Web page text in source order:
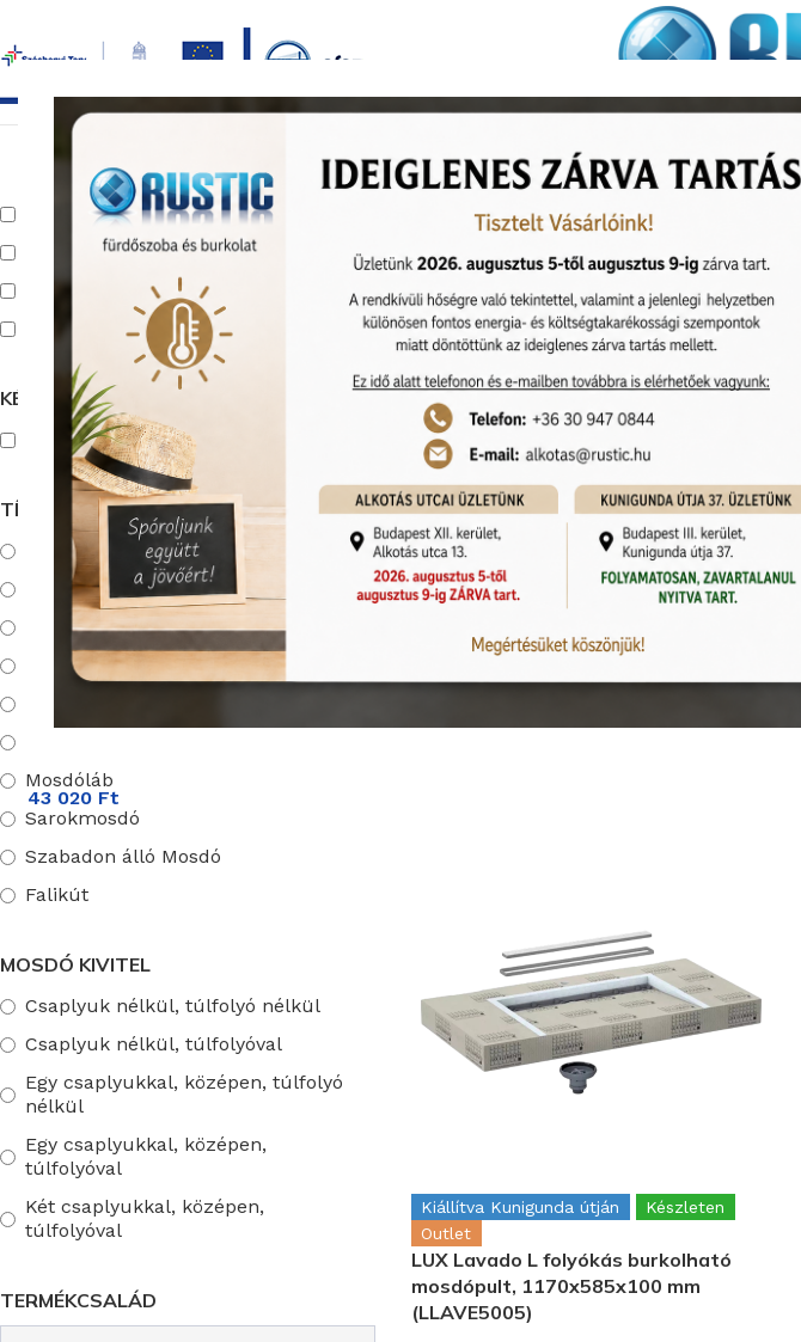
termékek képgalériabemutatkozásüzleteink látványtervezés
Kiállítva Kunigunda útján
Kiállítva Alkotás úton
Outlet
Online akció
KÉSZLETEN
Készleten
TÍPUS
Mosdó
Pultra tehető Mosdó
Kézmosó
Beépíthető Mosdó
Mosdóláb
Sarokmosdó
Szabadon álló Mosdó
Falikút
MOSDÓ KIVITEL
Csaplyuk nélkül, túlfolyó nélkül
Csaplyuk nélkül, túlfolyóval
Egy csaplyukkal, középen, túlfolyó
nélkül
Egy csaplyukkal, középen,
túlfolyóval
Két csaplyukkal, középen,
túlfolyóval
TERMÉKCSALÁD
Matt Fekete (XJXLD240000)
Ravak/XJXLD240000
43 020 Ft
Kiállítva Kunigunda útján
Készleten
Outlet
LUX Lavado L folyókás burkolható
mosdópult, 1170x585x100 mm
(LLAVE5005)